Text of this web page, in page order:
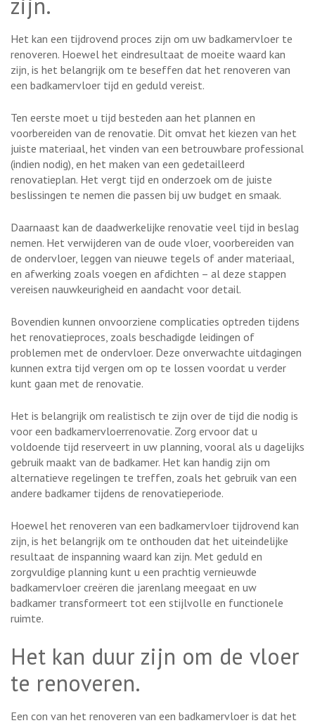
Het kan een tijdrovend proces zijn om uw badkamervloer te
renoveren. Hoewel het eindresultaat de moeite waard kan
zijn, is het belangrijk om te beseffen dat het renoveren van
een badkamervloer tijd en geduld vereist.
Ten eerste moet u tijd besteden aan het plannen en
voorbereiden van de renovatie. Dit omvat het kiezen van het
juiste materiaal, het vinden van een betrouwbare professional
(indien nodig), en het maken van een gedetailleerd
renovatieplan. Het vergt tijd en onderzoek om de juiste
beslissingen te nemen die passen bij uw budget en smaak.
Daarnaast kan de daadwerkelijke renovatie veel tijd in beslag
nemen. Het verwijderen van de oude vloer, voorbereiden van
de ondervloer, leggen van nieuwe tegels of ander materiaal,
en afwerking zoals voegen en afdichten – al deze stappen
vereisen nauwkeurigheid en aandacht voor detail.
Bovendien kunnen onvoorziene complicaties optreden tijdens
het renovatieproces, zoals beschadigde leidingen of
problemen met de ondervloer. Deze onverwachte uitdagingen
kunnen extra tijd vergen om op te lossen voordat u verder
kunt gaan met de renovatie.
Het is belangrijk om realistisch te zijn over de tijd die nodig is
voor een badkamervloerrenovatie. Zorg ervoor dat u
voldoende tijd reserveert in uw planning, vooral als u dagelijks
gebruik maakt van de badkamer. Het kan handig zijn om
alternatieve regelingen te treffen, zoals het gebruik van een
andere badkamer tijdens de renovatieperiode.
Hoewel het renoveren van een badkamervloer tijdrovend kan
zijn, is het belangrijk om te onthouden dat het uiteindelijke
resultaat de inspanning waard kan zijn. Met geduld en
zorgvuldige planning kunt u een prachtig vernieuwde
badkamervloer creëren die jarenlang meegaat en uw
badkamer transformeert tot een stijlvolle en functionele
ruimte.
Het kan duur zijn om de vloer
te renoveren.
Een con van het renoveren van een badkamervloer is dat het